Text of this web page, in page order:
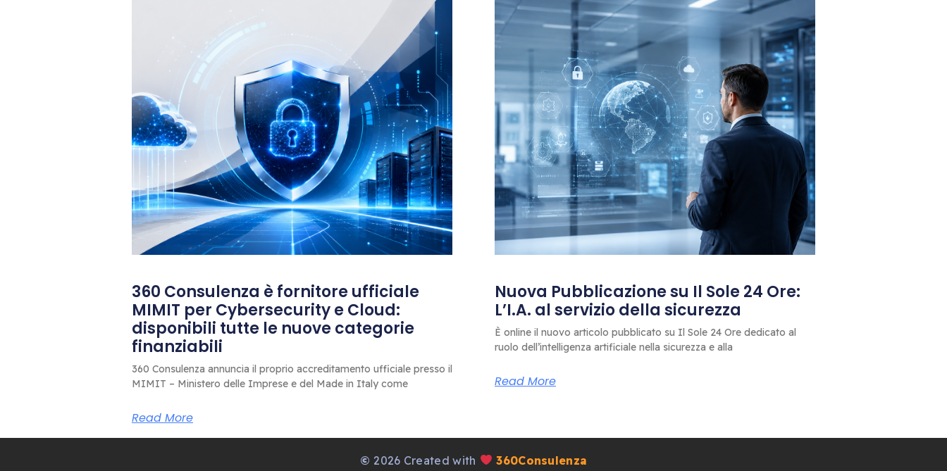
360 Consulenza è fornitore ufficiale
MIMIT per Cybersecurity e Cloud:
disponibili tutte le nuove categorie
finanziabili
360 Consulenza annuncia il proprio accreditamento ufficiale presso il
MIMIT – Ministero delle Imprese e del Made in Italy come
Read More
Nuova Pubblicazione su Il Sole 24 Ore:
L’I.A. al servizio della sicurezza
È online il nuovo articolo pubblicato su Il Sole 24 Ore dedicato al
ruolo dell’intelligenza artificiale nella sicurezza e alla
Read More
© 2026 Created with 360Consulenza